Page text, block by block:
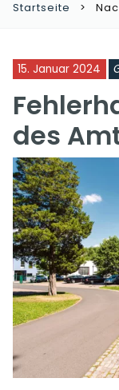
Startseite
15. Januar 2024
des